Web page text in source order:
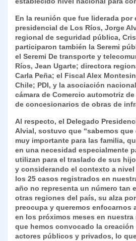
En la reunión que fue liderada por
presidencial de Los Ríos, Jorge
regional de seguridad pública,
participaron también la Seremi
el Seremi De transporte y
Ríos, Jean Ugarte; directora
Carla Peña; el Fiscal Alex
Chile; PDI, y la asociación
cámara de Comercio automotriz
de concesionarios de obras de
Al respecto, el Delegado
Alvial, sostuvo que “sabemos que
muy importante para las familia,
en una necesidad especialmente
utilizan para el traslado de sus
y considerando el contexto a
los 25 casos registrados en
año no representa un número tan
otras regiones del país, su alza
preocupa y queremos enfocarnos
en los próximos meses en nuestra
que hemos convocado la creación
actores públicos y privados, lo